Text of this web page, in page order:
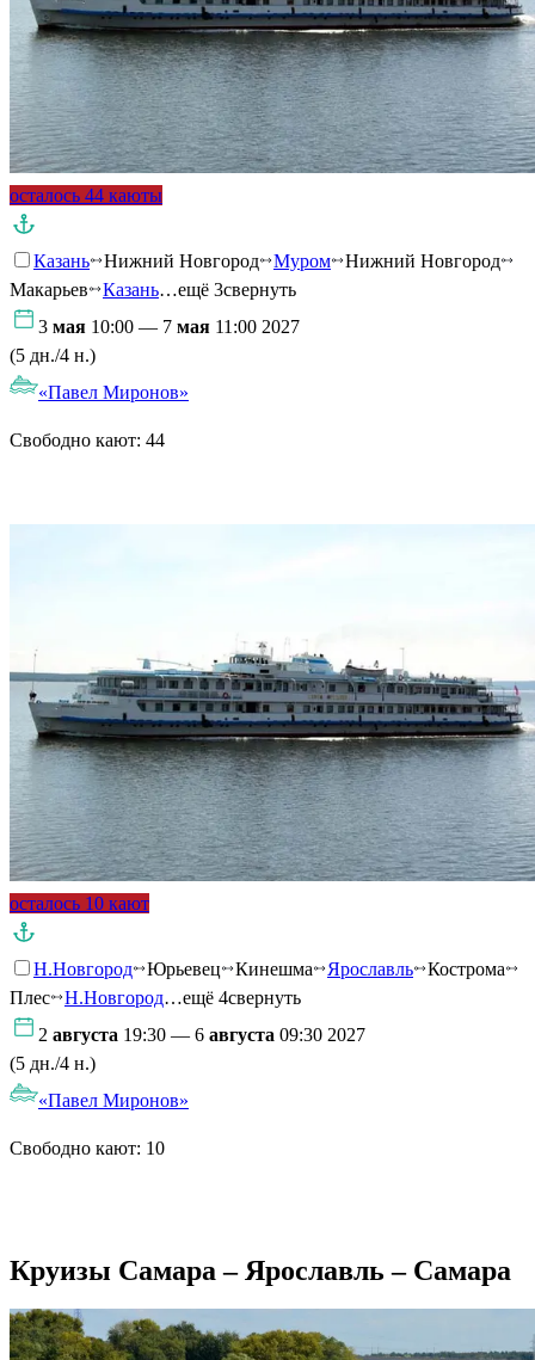
осталось 44 каюты
Казань Нижний Новгород Муром
Нижний Новгород
Макарьев
Казань…ещё 3свернуть
3 мая 10:00 — 7 мая 11:00 2027
(5 дн./4 н.)
«Павел Миронов»
Свободно кают: 44
осталось 10 кают
Н.Новгород Юрьевец Кинешма Ярославль
Кострома
Плес
Н.Новгород…ещё 4свернуть
2 августа 19:30 — 6 августа 09:30 2027
(5 дн./4 н.)
«Павел Миронов»
Свободно кают: 10
Круизы Самара – Ярославль – Самара